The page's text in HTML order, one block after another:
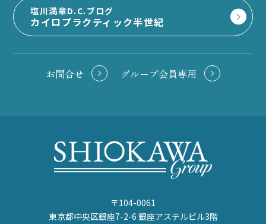
塩川満章D.C.ブログ
カイロプラクティック半世紀
お問合せ グループ会員専用
〒104-0061
東京都中央区銀座7-2-6 銀座アステルビル3階